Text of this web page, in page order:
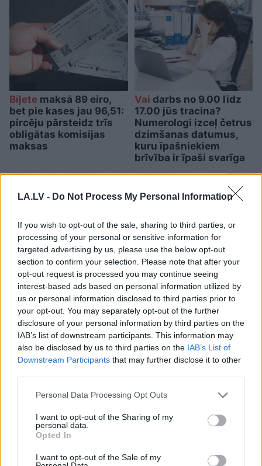
LA.LV - Do Not Process My Personal Information
If you wish to opt-out of the sale, sharing to third parties, or
processing of your personal or sensitive information for
targeted advertising by us, please use the below opt-out
section to confirm your selection. Please note that after your
opt-out request is processed you may continue seeing
interest-based ads based on personal information utilized by
us or personal information disclosed to third parties prior to
your opt-out. You may separately opt-out of the further
disclosure of your personal information by third parties on the
IAB’s list of downstream participants. This information may
also be disclosed by us to third parties on the IAB’s List of
Downstream Participants that may further disclose it to other
Please note that this website/app uses one or more Google
not limited to your visit or usage behaviour. You may click to
grant or deny consent to Google and its third-party tags to
use your data for below specified purposes in below Google
consent section.
Personal Data Processing Opt Outs
I want to opt-out of the Sharing of my
personal data.
Opted In
I want to opt-out of the Sale of my
Biļete maksā 89 eiro,
bet pie kases jau 96,51:
pircēju pārsteidz trīs
obligātas komisijas
maksas
Vai darbs no 9.00 līdz
17.00 jūs tracina?
Numerologi izceļ četrus
dzimšanas datumus,
kuru īpašniekiem
brīvība ir īpaši svarīga
“Nabaga cilvēki…” Neierasts
skats Rīgā raisa jautājumus
līdzcilvēkos